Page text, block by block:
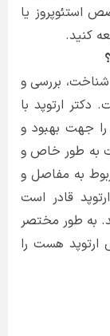
استئوپروز یا
کنید.
بررسی و
ارتوپد با
را جهت بهبود و
به طور خاص و
به مفاصل و
قادر است
به طور مختصر
هست را